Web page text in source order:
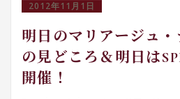
2012年11月1日
明日のマリアージュ
の見どころ＆明日は
開催！